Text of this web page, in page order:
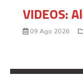
VIDEOS:
09 Ago 2026